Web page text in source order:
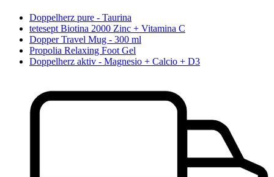
Doppelherz pure - Taurina
tetesept Biotina 2000 Zinc + Vitamina C
Dopper Travel Mug - 300 ml
Propolia Relaxing Foot Gel
Doppelherz aktiv - Magnesio + Calcio + D3